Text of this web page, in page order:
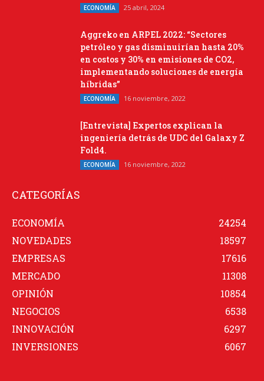
ECONOMÍA 25 abril, 2024
Aggreko en ARPEL 2022: “Sectores
petróleo y gas disminuirían hasta 20%
en costos y 30% en emisiones de CO2,
implementando soluciones de energía
híbridas”
ECONOMÍA 16 noviembre, 2022
[Entrevista] Expertos explican la
ingeniería detrás de UDC del Galaxy Z
Fold4.
ECONOMÍA 16 noviembre, 2022
CATEGORÍAS
ECONOMÍA
24254
NOVEDADES
18597
EMPRESAS
17616
MERCADO
11308
OPINIÓN
10854
NEGOCIOS
6538
INNOVACIÓN
6297
INVERSIONES
6067